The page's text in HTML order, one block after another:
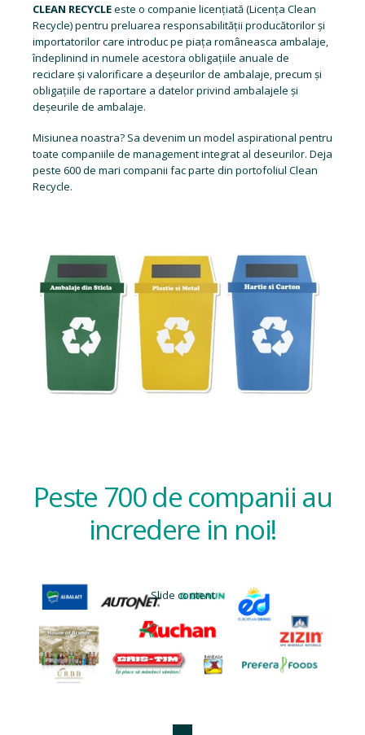
CLEAN RECYCLEeste o companie licențiată (Licența Clean
Recycle) pentru preluarea responsabilității producătorilor și
importatorilor care introduc pe piața româneasca ambalaje,
îndeplinind in numele acestora obligațiile anuale de
reciclare și valorificare a deșeurilor de ambalaje, precum și
obligațiile de raportare a datelor privind ambalajele și
deșeurile de ambalaje.
Misiunea noastra? Sa devenim un model aspirational pentru
toate companiile de management integrat al deseurilor. Deja
peste 600 de mari companii fac parte din portofoliul Clean
Recycle.
Peste 700 de companii au
incredere in noi!
Slide content